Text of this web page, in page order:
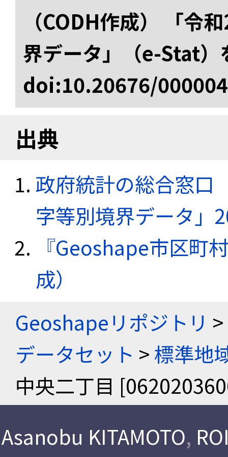
（CODH作成） 「令
界データ」（e-Stat）
doi:10.20676/
出典
政府統計の総合窓口
字等別境界データ」
『Geoshape市区町
成）
Geoshapeリポジトリ >
データセット >標準地
中央二丁目
Asanobu KITAMOTO,